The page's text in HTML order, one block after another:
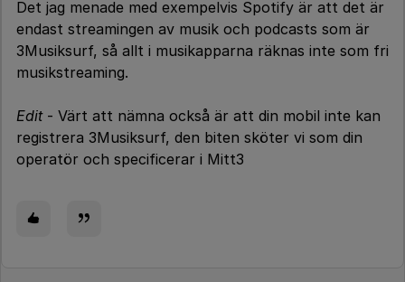
Det jag menade med exempelvis Spotify är att det är
endast streamingen av musik och podcasts som är
3Musiksurf, så allt i musikapparna räknas inte som fri
musikstreaming.
Edit- Värt att nämna också är att din mobil inte kan
registrera 3Musiksurf, den biten sköter vi som din
operatör och specificerar i Mitt3